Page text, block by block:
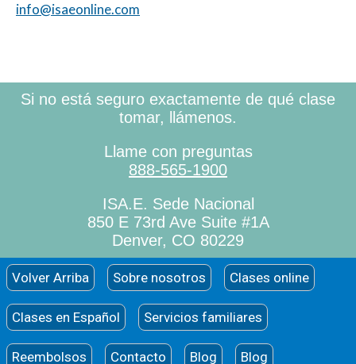
info@isaeonline.com
Si no está seguro exactamente de qué clase
tomar, llámenos.
Llame con preguntas
888-565-1900
ISA.E. Sede Nacional
850 E 73rd Ave Suite #1A
Denver, CO 80229
Volver Arriba Sobre nosotros Clases online
Clases en Español Servicios familiares
Reembolsos Contacto Blog Blog